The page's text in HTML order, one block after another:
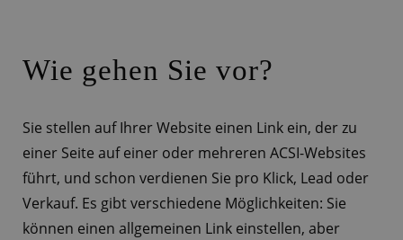
Wie gehen Sie vor?
Sie stellen auf Ihrer Website einen Link ein, der zu
einer Seite auf einer oder mehreren ACSI-Websites
führt, und schon verdienen Sie pro Klick, Lead oder
Verkauf. Es gibt verschiedene Möglichkeiten: Sie
können einen allgemeinen Link einstellen, aber